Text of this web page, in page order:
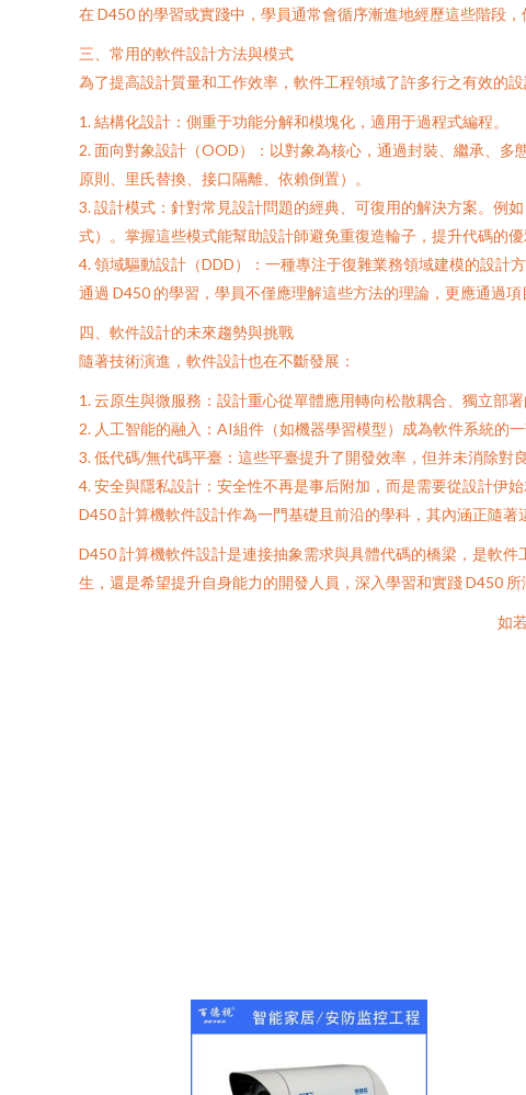
在 D450 的學習或實踐中，學員通常會循序漸進地經歷這些階段
三、常用的軟件設計方法與模式
為了提高設計質量和工作效率，軟件工程領域了許多行之有效的設
1. 結構化設計：側重于功能分解和模塊化，適用于過程式編程。
2. 面向對象設計（OOD）：以對象為核心，通過封裝、繼承、
原則、里氏替換、接口隔離、依賴倒置）。
3. 設計模式：針對常見設計問題的經典、可復用的解決方案
式）。掌握這些模式能幫助設計師避免重復造輪子，提升代碼的
4. 領域驅動設計（DDD）：一種專注于復雜業務領域建模的設計方
通過 D450 的學習，學員不僅應理解這些方法的理論，更應通過
四、軟件設計的未來趨勢與挑戰
隨著技術演進，軟件設計也在不斷發展：
1. 云原生與微服務：設計重心從單體應用轉向松散耦合、獨立部署
2. 人工智能的融入：AI組件（如機器學習模型）成為軟件系統的一部
3. 低代碼/無代碼平臺：這些平臺提升了開發效率，但并未消除對
4. 安全與隱私設計：安全性不再是事后附加，而是需要從設計伊始就
D450 計算機軟件設計作為一門基礎且前沿的學科，其內涵正隨
D450 計算機軟件設計是連接抽象需求與具體代碼的橋梁，是軟件
生，還是希望提升自身能力的開發人員，深入學習和實踐 D450
如